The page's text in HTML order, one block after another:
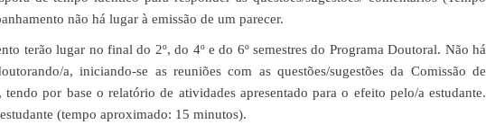
não há lugar à emissão de um parecer.
terão lugar no final do 2º, do 4º e do 6º semestres do Programa Doutoral. Não há
a, iniciando-se as reuniões com as questões/sugestões da Comissão de
por base o relatório de atividades apresentado para o efeito pelo/a estudante.
(tempo aproximado: 15 minutos).